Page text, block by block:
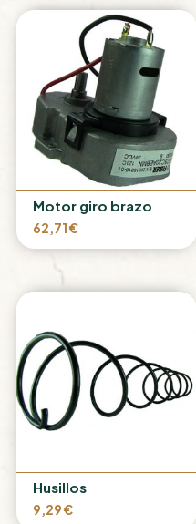
Motor giro brazo
62,71€
Husillos
9,29€